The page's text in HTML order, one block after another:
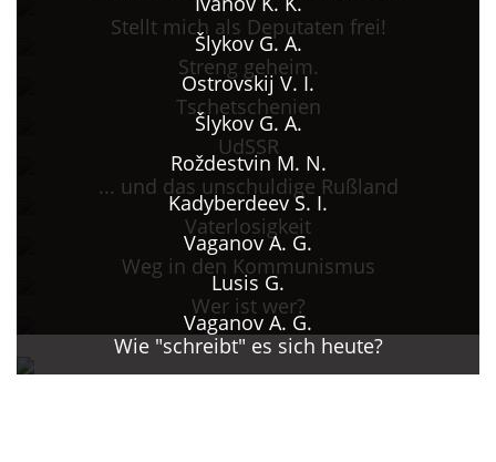
Stellt mich als Deputaten frei!
Šlykov G. A.
Streng geheim.
Ostrovskij V. I.
Tschetschenien
Šlykov G. A.
UdSSR
Roždestvin M. N.
... und das unschuldige Rußland
Kadyberdeev S. I.
Vaterlosigkeit
Vaganov A. G.
Weg in den Kommunismus
Lusis G.
Wer ist wer?
Vaganov A. G.
Wie "schreibt" es sich heute?